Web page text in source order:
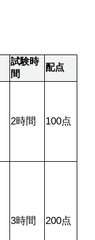
試験時
間
配点
2時間 100点
3時間 200点